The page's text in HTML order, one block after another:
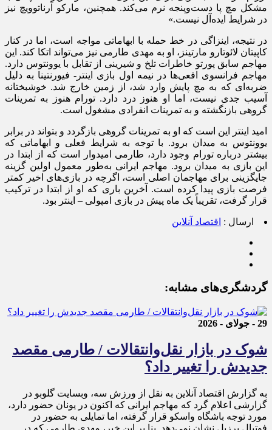
مشکل مچ پا دست‌وپنجه نرم می‌کند. همچنین، مارکو آرناتوویچ نیز
در شرایط ایده‌آل نیست.»
در نتیجه، اینزاگی در خط حمله با ابهاماتی مواجه است، اما در کنار
کاپیتان لائوتارو مارتینز، او به مهدی طارمی نیز می‌تواند اتکا کند. این
مهاجم سابق پورتو خاطرات تلخ و شیرینی از تقابل با یوونتوس دارد.
مهاجم فرانسوی افعی‌ها در نیمه اول بازی اینتر- فیورنتینا به دلیل
ضربه‌ای که به مچ پایش وارد شد، از زمین خارج شد. خوشبختانه
آسیب جدی نیست، اما او هنوز درد دارد. تورام هنوز به تمرینات
گروهی بازنگشته و به تمرینات انفرادی مشغول است.
امید اینتر این است که او به تمرینات گروهی بازگردد و بتواند در برابر
یوونتوس به میدان برود. با توجه به شرایط فعلی و ابهاماتی که
بیشتر درباره تورام وجود دارد، طارمی امیدوار است که از ابتدا در
این بازی به میدان برود. مهاجم ایرانی به‌طور معمول اولین گزینه
جایگزینی برای مهاجمان اصلی است، اگرچه در بازی‌های اخیر کمتر
فرصت بازی پیدا کرده است. آخرین باری که او از ابتدا در ترکیب
قرار گرفت، تقریباً یک ماه پیش در بازی امپولی – اینتر بود.
ارسال : اقتصاد آنلاین
گردشگری‌های مشابه:
29 - جولای - 2026
شوک در بازار نقل‌وانتقالات / طارمی مقصد
جدیدش را تغییر داد؟
به گزارش اقتصاد آنلاین به نقل از ورزش سه، وبسایت گلوبو در
گزارشی اعلام گرد که مهاجم ایرانی که اکنون در یونان حضور دارد،
مورد توجه باشگاه واسکو قرار گرفته، اما تمایلی به حضور در
فوتبال برزیل نشان نمی‌دهد. بنا بر این خبر، مهدی طارمی که در